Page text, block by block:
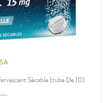
Sécable (tube De 10)